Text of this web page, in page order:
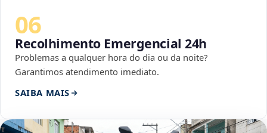
06
Recolhimento Emergencial 24h
Problemas a qualquer hora do dia ou da noite?
Garantimos atendimento imediato.
SAIBA MAIS